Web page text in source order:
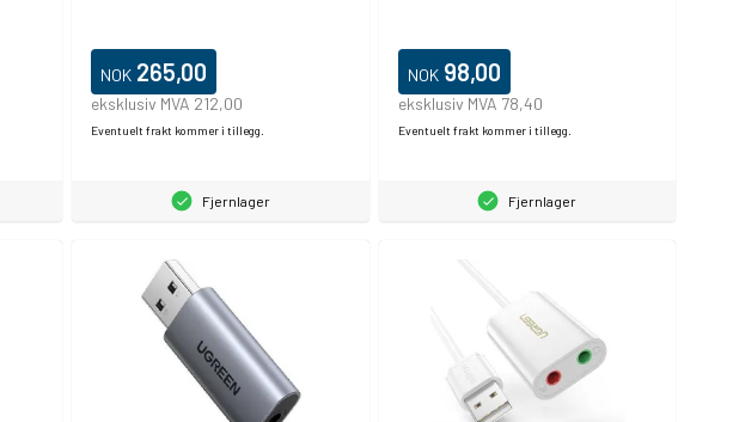
NOK 265,00
eksklusiv MVA 212,00
Eventuelt frakt kommer i tillegg.
Fjernlager
NOK 98,00
eksklusiv MVA 78,40
Eventuelt frakt kommer i tillegg.
Fjernlager